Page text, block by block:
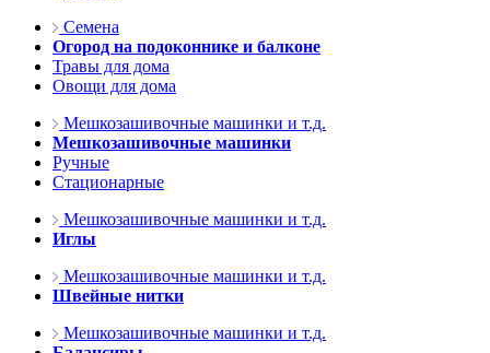
Семена
Огород на подоконнике и балконе
Травы для дома
Овощи для дома
Мешкозашивочные машинки и т.д.
Мешкозашивочные машинки
Ручные
Стационарные
Мешкозашивочные машинки и т.д.
Иглы
Мешкозашивочные машинки и т.д.
Швейные нитки
Мешкозашивочные машинки и т.д.